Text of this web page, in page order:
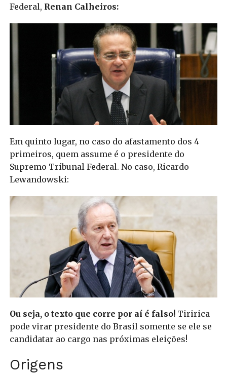
Federal, Renan Calheiros:
Em quinto lugar, no caso do afastamento dos 4
primeiros, quem assume é o presidente do
Supremo Tribunal Federal. No caso, Ricardo
Lewandowski:
Ou seja, o texto que corre por aí é falso!Tiririca
pode virar presidente do Brasil somente se ele se
candidatar ao cargo nas próximas eleições!
Origens